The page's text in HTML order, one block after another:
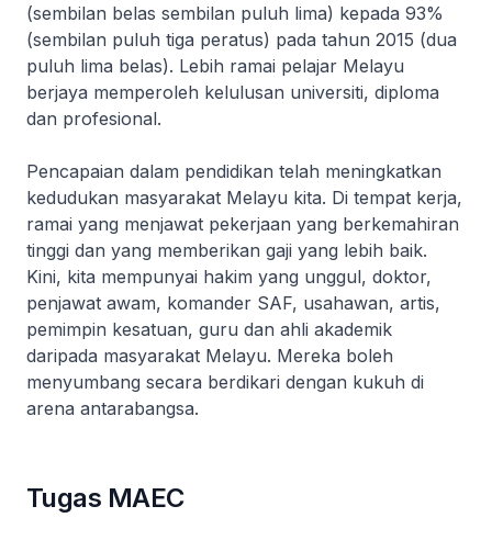
(sembilan belas sembilan puluh lima) kepada 93%
(sembilan puluh tiga peratus) pada tahun 2015 (dua
puluh lima belas). Lebih ramai pelajar Melayu
berjaya memperoleh kelulusan universiti, diploma
dan profesional.
Pencapaian dalam pendidikan telah meningkatkan
kedudukan masyarakat Melayu kita. Di tempat kerja,
ramai yang menjawat pekerjaan yang berkemahiran
tinggi dan yang memberikan gaji yang lebih baik.
Kini, kita mempunyai hakim yang unggul, doktor,
penjawat awam, komander SAF, usahawan, artis,
pemimpin kesatuan, guru dan ahli akademik
daripada masyarakat Melayu. Mereka boleh
menyumbang secara berdikari dengan kukuh di
arena antarabangsa.
Tugas MAEC